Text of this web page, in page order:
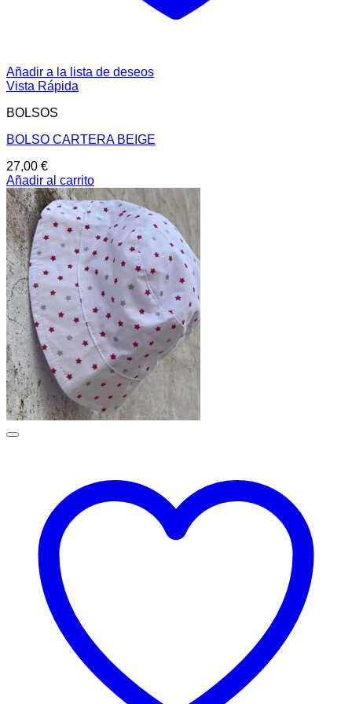
Añadir a la lista de deseos
Vista Rápida
BOLSOS
BOLSO CARTERA BEIGE
27,00 €
Añadir al carrito